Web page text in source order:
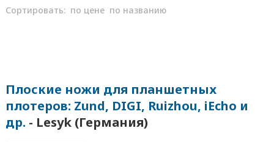
Сортировать: по цене по названию
Плоские ножи для планшетных
плотеров: Zund, DIGI, Ruizhou, iEcho и
др. - Lesyk (Германия)